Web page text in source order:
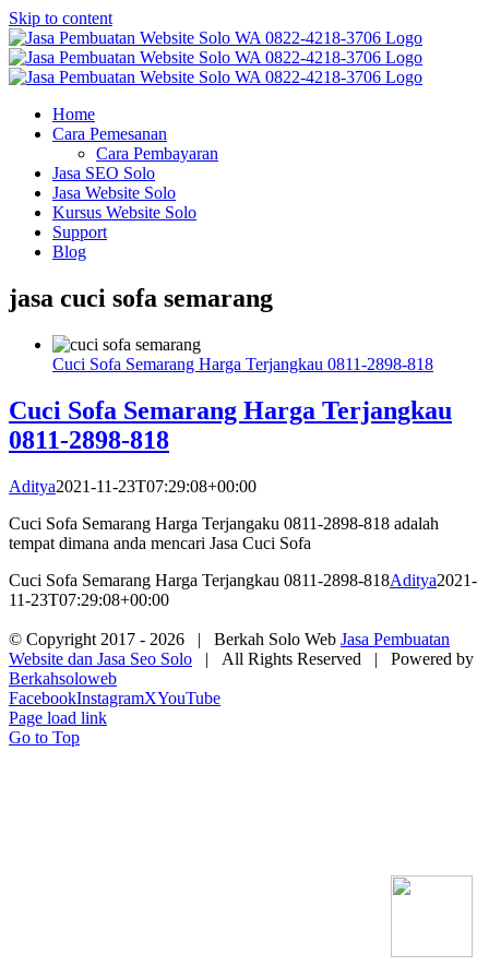
Skip to content
Home
Cara Pemesanan
Cara Pembayaran
Jasa SEO Solo
Jasa Website Solo
Kursus Website Solo
Support
Blog
jasa cuci sofa semarang
Cuci Sofa Semarang Harga Terjangkau 0811-2898-818
Cuci Sofa Semarang Harga Terjangkau
0811-2898-818
Aditya2021-11-23T07:29:08+00:00
Cuci Sofa Semarang Harga Terjangaku 0811-2898-818 adalah
tempat dimana anda mencari Jasa Cuci Sofa
Cuci Sofa Semarang Harga Terjangkau 0811-2898-818Aditya2021-
11-23T07:29:08+00:00
© Copyright 2017 - 2026 | Berkah Solo Web Jasa Pembuatan
Website dan Jasa Seo Solo | All Rights Reserved | Powered by
Berkahsoloweb
FacebookInstagramXYouTube
Page load link
Go to Top